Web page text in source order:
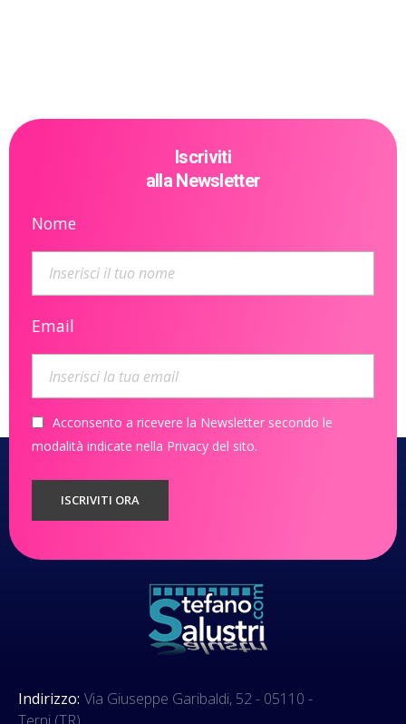
Iscriviti
alla Newsletter
Nome
Email
Acconsento a ricevere la Newsletter secondo le
modalità indicate nella Privacy del sito.
Indirizzo: Via Giuseppe Garibaldi, 52 - 05110 -
Terni (TR)